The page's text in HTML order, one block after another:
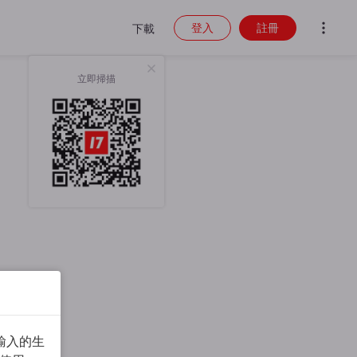
下載
立即掃描
登入 註冊
入的生